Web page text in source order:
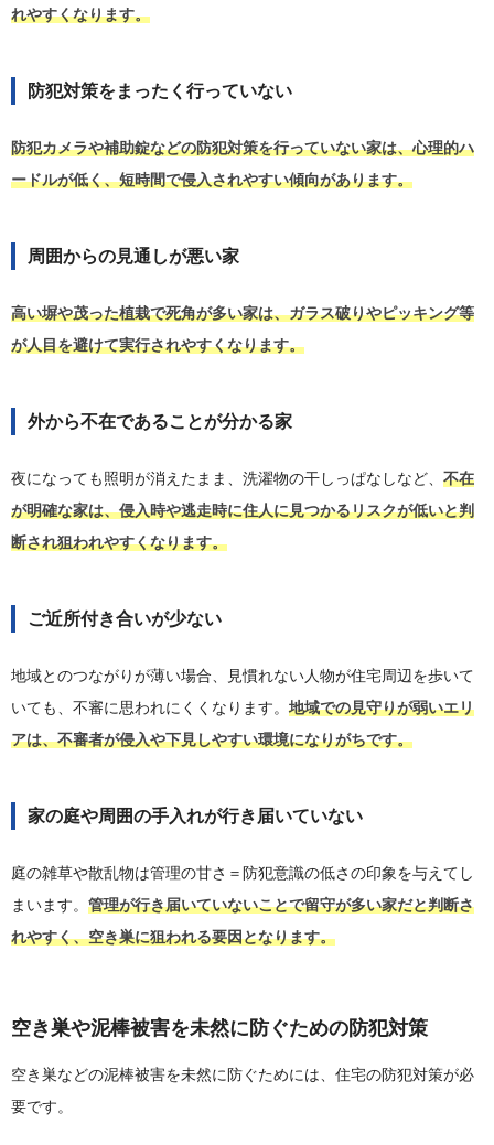
れやすくなります。
防犯対策をまったく行っていない
防犯カメラや補助錠などの防犯対策を行っていない家は、心理的ハ
ードルが低く、短時間で侵入されやすい傾向があります。
周囲からの見通しが悪い家
高い塀や茂った植栽で死角が多い家は、ガラス破りやピッキング等
が人目を避けて実行されやすくなります。
外から不在であることが分かる家
夜になっても照明が消えたまま、洗濯物の干しっぱなしなど、 不在
が明確な家は、侵入時や逃走時に住人に見つかるリスクが低いと判
断され狙われやすくなります。
ご近所付き合いが少ない
地域とのつながりが薄い場合、見慣れない人物が住宅周辺を歩いて
いても、不審に思われにくくなります。 地域での見守りが弱いエリ
アは、不審者が侵入や下見しやすい環境になりがちです。
家の庭や周囲の手入れが行き届いていない
庭の雑草や散乱物は管理の甘さ＝防犯意識の低さの印象を与えてし
まいます。 管理が行き届いていないことで留守が多い家だと判断さ
れやすく、空き巣に狙われる要因となります。
空き巣や泥棒被害を未然に防ぐための防犯対策
空き巣などの泥棒被害を未然に防ぐためには、住宅の防犯対策が必
要です。